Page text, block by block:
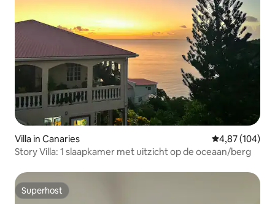
Villa in Canaries Gemiddelde
4,87 (104)
Story Villa: 1 slaapkamer met uitzicht op de oceaan/berg
Superhost
Superhost